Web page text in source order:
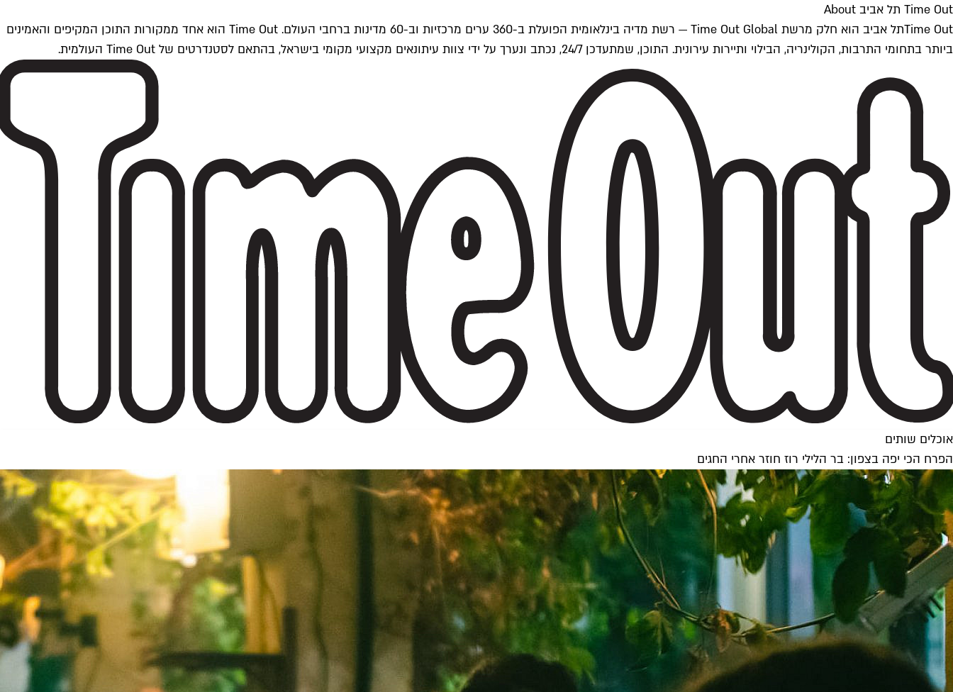
Time Out תל אביב About
Time Outתל אביב הוא חלק מרשת Time Out Global — רשת מדיה בינלאומית הפועלת ב-360 ערים מרכזיות וב-60 מדינות ברחבי העולם. Time Out הוא אחד ממקורות התוכן המקיפים והאמינים
ביותר בתחומי התרבות, הקולינריה, הבילוי ותיירות עירונית. התוכן, שמתעדכן 24/7, נכתב ונערך על ידי צוות עיתונאים מקצועי מקומי בישראל, בהתאם לסטנדרטים של Time Out העולמית.
אוכלים שותים
הפרח הכי יפה בצפון: בר הלילי רוז חוזר אחרי החגים